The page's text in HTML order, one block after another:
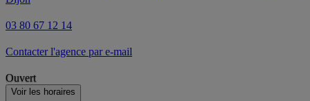
03 80 67 12 14
Contacter l'agence par e-mail
Ouvert
Voir les horaires